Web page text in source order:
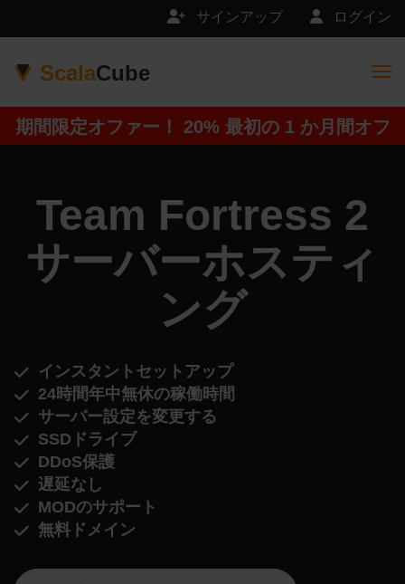
ログイン
サインアップ
ScalaCube
期間限定オファー！ 20% 最初の 1 か月間オフ
Team Fortress 2
サーバーホスティ
ング
インスタントセットアップ
24時間年中無休の稼働時間
サーバー設定を変更する
SSDドライブ
DDoS保護
遅延なし
MODのサポート
無料ドメイン